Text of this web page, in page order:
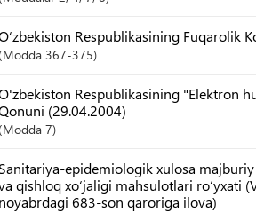
Respublikasining Fuqarolik
Modda 367-375
Respublikasining "Elektron
(29.04.2004)
Modda 7
Sanitariya-epidemiologik xulosa
qishloq xo‘jaligi mahsulotlari ro‘yxati
noyabrdagi 683-son qaroriga ilova)